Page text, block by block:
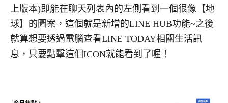
上版本)即能在聊天列表內的左側看到一個很像【地
球】的圖案，這個就是新增的LINE HUB功能~之後
就算想要透過電腦查看LINE TODAY相關生活訊
息，只要點擊這個ICON就能看到了喔！